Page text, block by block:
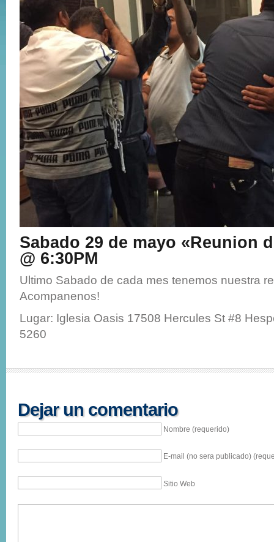
Sabado 29 de mayo «Reunion
@ 6:30PM
Ultimo Sabado de cada mes tenemos nuestra
Acompanenos!
Lugar: Iglesia Oasis 17508 Hercules St #8
5260
Dejar un comentario
Nombre (requerido)
E-mail (no sera publicado)
Sitio Web